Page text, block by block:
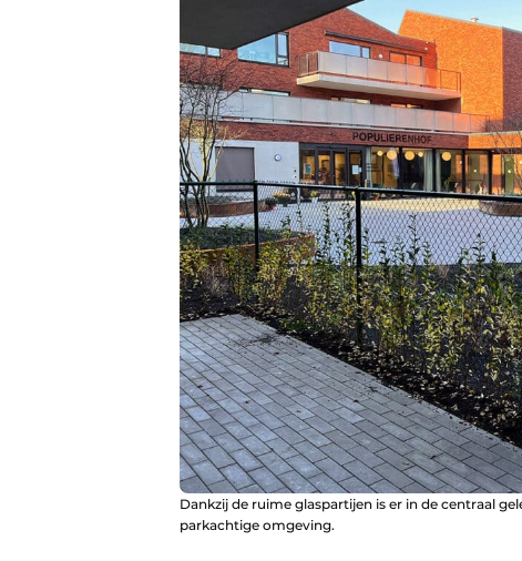
Dankzij de ruime glaspartijen is er in de centraal
parkachtige omgeving.